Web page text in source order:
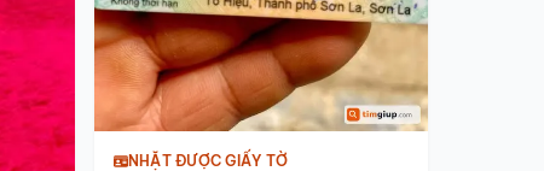
NHẶT ĐƯỢC GIẤY TỜ